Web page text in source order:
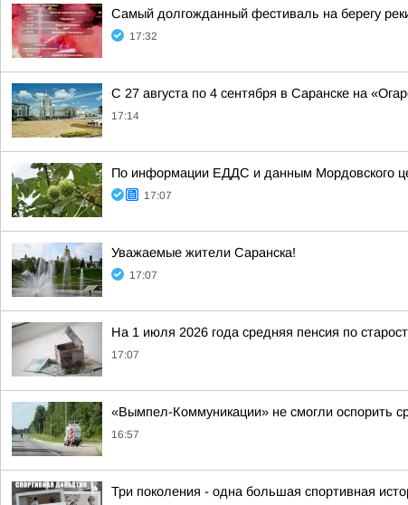
Самый долгожданный фестиваль на берегу
17:32
С 27 августа по 4 сентября в Саранске на
17:14
По информации ЕДДС и данным Мордовского
17:07
Уважаемые жители Саранска!
17:07
На 1 июля 2026 года средняя пенсия по
17:07
«Вымпел-Коммуникации» не смогли оспорить
16:57
Три поколения - одна большая спортивная